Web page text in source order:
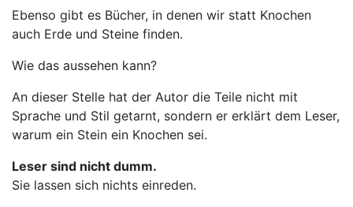
Ebenso gibt es Bücher, in denen wir statt Knochen
auch Erde und Steine finden.
Wie das aussehen kann?
An dieser Stelle hat der Autor die Teile nicht mit
Sprache und Stil getarnt, sondern er erklärt dem Leser,
warum ein Stein ein Knochen sei.
Leser sind nicht dumm.
Sie lassen sich nichts einreden.